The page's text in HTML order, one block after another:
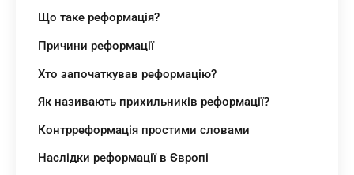
Що таке реформація?
Причини реформації
Хто започаткував реформацію?
Як називають прихильників реформації?
Контрреформація простими словами
Наслідки реформації в Європі